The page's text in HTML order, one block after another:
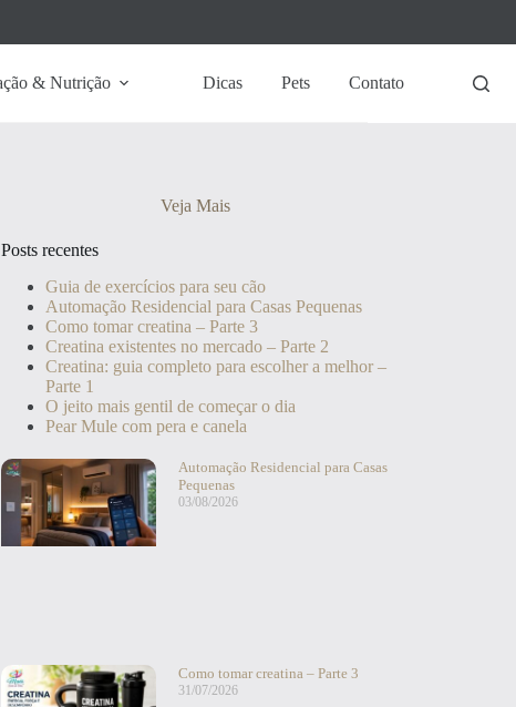
& Nutrição Dicas Pets Contato
Veja Mais
Posts recentes
Guia de exercícios para seu cão
Automação Residencial para Casas Pequenas
Como tomar creatina – Parte 3
Creatina existentes no mercado – Parte 2
Creatina: guia completo para escolher a melhor –
Parte 1
O jeito mais gentil de começar o dia
Pear Mule com pera e canela
Automação Residencial para Casas
Pequenas
03/08/2026
Como tomar creatina – Parte 3
31/07/2026